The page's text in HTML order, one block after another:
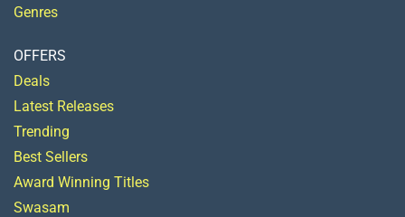
Genres
OFFERS
Deals
Latest Releases
Trending
Best Sellers
Award Winning Titles
Swasam